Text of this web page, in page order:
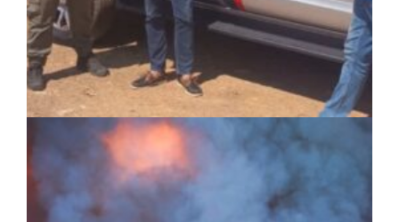
05/08/2026 · 16:05
ΣΠΑΠ: Νέα οχήματα πυροπροστασίας σε
Γαλάτσι, Μαρούσι και Λυκόβρυση –
Πεύκη